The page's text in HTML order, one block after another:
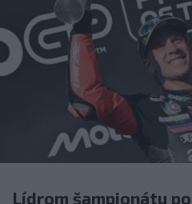
Lídrom šampionátu